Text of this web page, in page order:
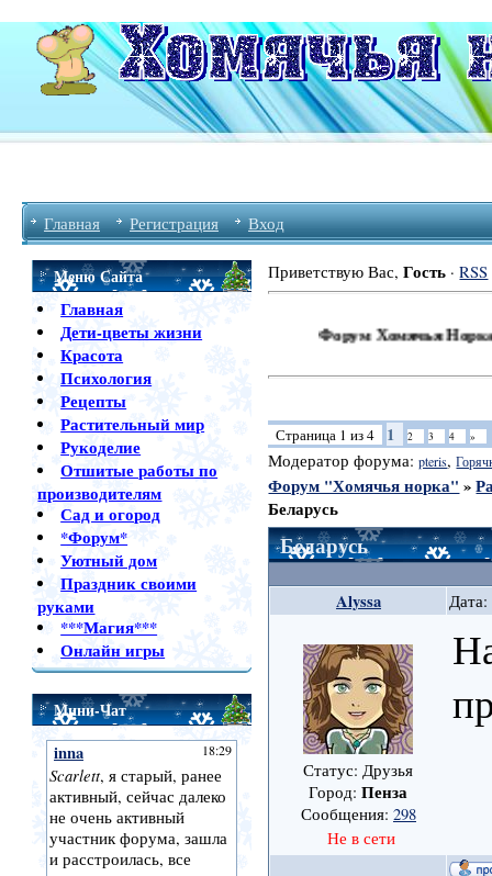
Главная Регистрация Вход
Меню Сайта
Главная
Дети-цветы жизни
Красота
Психология
Рецепты
Растительный мир
Рукоделие
Отшитые работы по
производителям
Сад и огород
*Форум*
Уютный дом
Праздник своими
руками
***Магия***
Онлайн игры
Мини-Чат
Приветствую Вас,Гость ·RSS
Форум Хомячья Норка
Страница 1 из4 1 2 3 4 »
Модератор форума:pteris,
Форум "Хомячья норка" »
Беларусь
Беларусь
Alyssa Дата:
Статус: Друзья
Город:Пенза
Сообщения: 298
Не в сети